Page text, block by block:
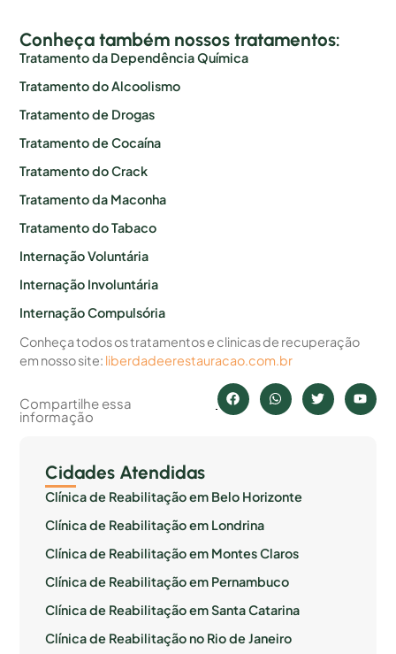
Conheça também nossos tratamentos:
Tratamento da Dependência Química
Tratamento do Alcoolismo
Tratamento de Drogas
Tratamento de Cocaína
Tratamento do Crack
Tratamento da Maconha
Tratamento do Tabaco
Internação Voluntária
Internação Involuntária
Internação Compulsória
Conheça todos os tratamentos e clinicas de recuperação
em nosso site: liberdadeerestauracao.com.br
Compartilhe essa
informação
Cidades Atendidas
Clínica de Reabilitação em Belo Horizonte
Clínica de Reabilitação em Londrina
Clínica de Reabilitação em Montes Claros
Clínica de Reabilitação em Pernambuco
Clínica de Reabilitação em Santa Catarina
Clínica de Reabilitação no Rio de Janeiro